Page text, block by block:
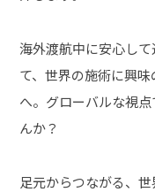
海外渡航中に安心し
て、世界の施術に興
へ。グローバルな視
んか？
足元からつながる、